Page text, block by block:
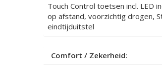
Touch Control toetsen incl. LED
op afstand, voorzichtig drogen,
eindtijduitstel
Comfort / Zekerheid: